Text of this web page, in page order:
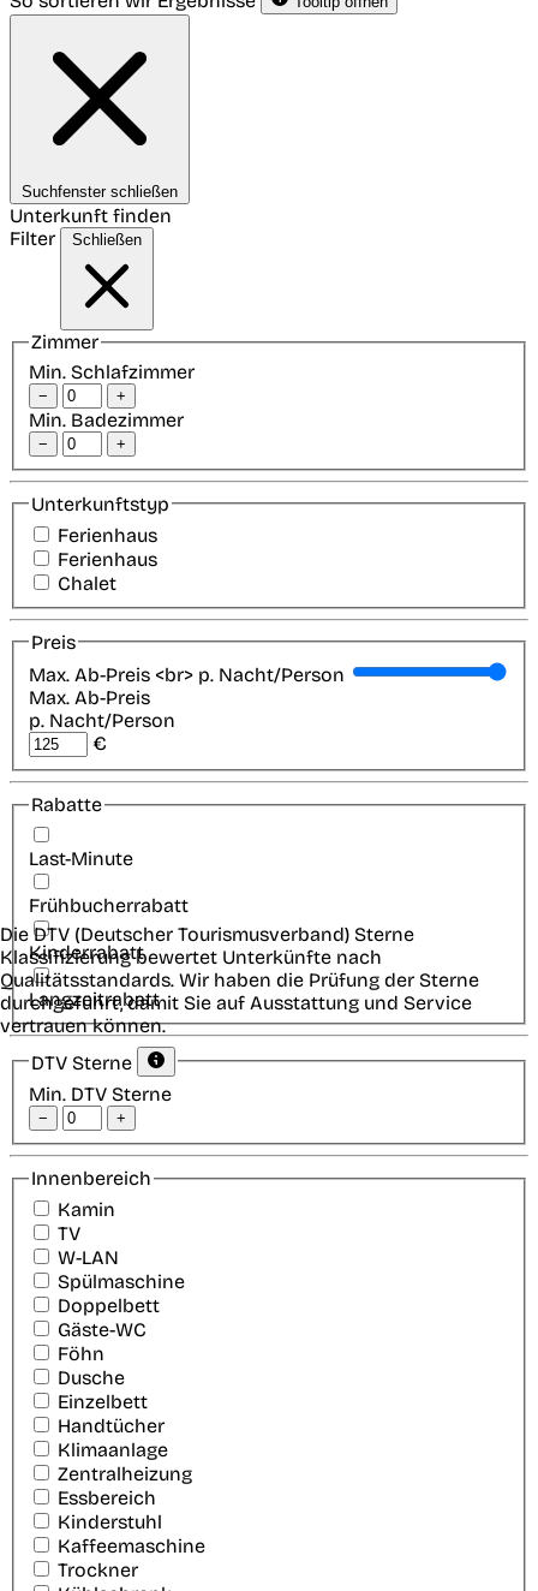
Suchfenster schließen
Unterkunft finden
Filter
Schließen
Zimmer
Min. Schlafzimmer
− +
Min. Badezimmer
− +
Unterkunftstyp
Ferienhaus
Ferienhaus
Chalet
Preis
Max. Ab-Preis <br> p. Nacht/Person
Max. Ab-Preis
p. Nacht/Person
€
Rabatte
Last-Minute
Frühbucherrabatt
Kinderrabatt
Langzeitrabatt
DTV Sterne
Min. DTV Sterne
− +
Die DTV (Deutscher Tourismusverband) Sterne
Klassifizierung bewertet Unterkünfte nach
Qualitätsstandards. Wir haben die Prüfung der Sterne
durchgeführt, damit Sie auf Ausstattung und Service
vertrauen können.
Innenbereich
Kamin
TV
W-LAN
Spülmaschine
Doppelbett
Gäste-WC
Föhn
Dusche
Einzelbett
Handtücher
Klimaanlage
Zentralheizung
Essbereich
Kinderstuhl
Kaffeemaschine
Trockner